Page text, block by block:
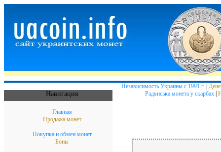
Навигация
Главная
Продажа монет
Покупка и обмен монет
Боны
Независимость Украины с 1991 г.
Радянська монета у скарбах